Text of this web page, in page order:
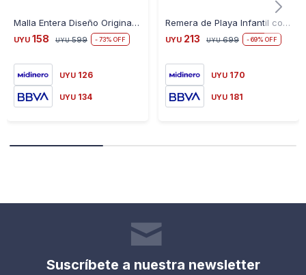
Malla Entera Diseño Original Peppa Pig - MULTICOLOR
UYU 158 UYU 599 73
UYU 126
UYU 134
Remera de Playa Infantil con Protección Uv Peppa Pig - ROSA
UYU 213 UYU 699 69
UYU 170
UYU 181
Suscríbete a nuestra newsletter